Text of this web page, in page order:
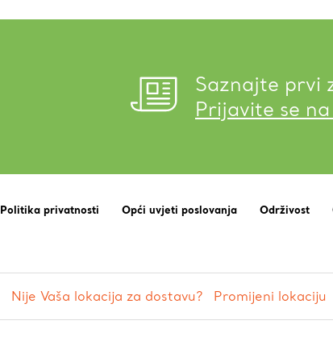
Saznajte prvi
Prijavite se
Politika privatnosti Opći uvjeti poslovanja Održivost
Nije Vaša lokacija za dostavu? Promijeni lokaciju